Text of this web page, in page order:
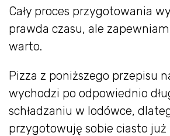
Cały proces przygotowania
prawda czasu, ale
warto.
Pizza z poniższego przepisu
wychodzi po odpowiednio
schładzaniu w lodówce,
przygotowuję sobie ciasto już